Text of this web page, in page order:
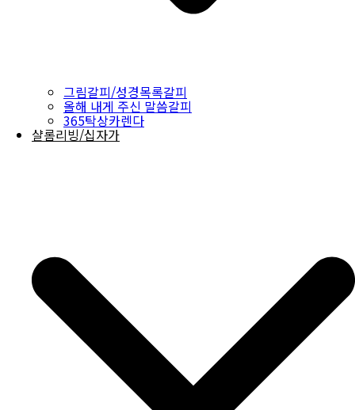
그림갈피/성경목록갈피
올해 내게 주신 말씀갈피
365탁상카렌다
샬롬리빙/십자가